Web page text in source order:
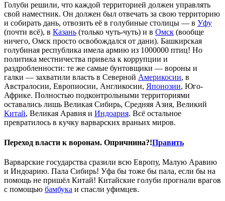
Голуби решили, что каждой территорией должен управлять
свой наместник. Он должен был отвечать за свою территорию
и собирать дань, отвозить её в голубиные столицы — в Уфу
(почти всё), в Казань (только чуть-чуть) и в Омск (вообще
ничего, Омск просто освобождался от дани). Башкирская
голубиная республика имела армию из 1000000 птиц! Но
политика местничества привела к коррупции и
раздробленности: те же самые бунтовщики — вороны и
галки — захватили власть в Северной Америкосии, в
Австралосии, Европиосии, Англикосии, Японозии, Юго-
Африке. Полностью подконтрольными территориями
оставались лишь Великая Сибирь, Средняя Азия, Великий
Китай, Великая Аравия и Индоария. Всё остальное
превратилось в кучку варварских враньих миров.
Переход власти к воронам. Опричнина?!Править
Варварские государства сразили всю Европу, Малую Аравию
и Индоарию. Пала Сибирь! Уфа бы тоже бы пала, если бы на
помощь не пришёл Китай! Китайские голуби прогнали врагов
с помощью бамбука и спасли уфимцев.